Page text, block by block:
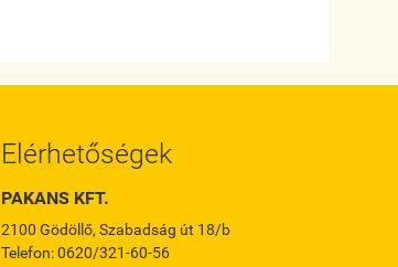
Elérhetőségek
PAKANS KFT.
2100 Gödöllő, Szabadság út 18/b
Telefon: 0620/321-60-56